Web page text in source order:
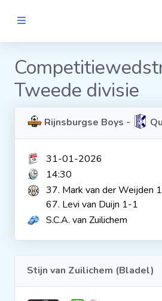
Clubs
Wedstrijden
Statistieken
Voetbalpiramide
Clubs
Tweede divisie
Rijnsburgse Boys -
31-01-2026
14:30
37. Mark van der Weijden
67. Levi van Duijn 1-1
S.C.A. van Zuilichem
Stijn van Zuilichem (Bladel)